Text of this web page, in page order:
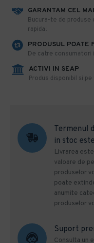
GARANTAM CEL
​Bucura-te de
rapida!
PRODUSUL POATE
De catre consumatori
ACTIVI IN SEAP
Produs disponibil si
Termenul
in stoc
Livrarea
valoare de
produselor
poate
anumite
produselor
Suport
Consulta un